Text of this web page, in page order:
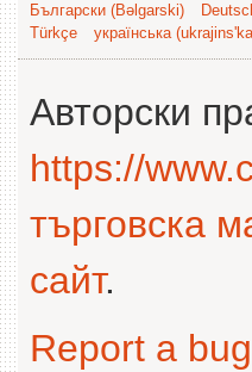
Български (Bəlgarski)
Türkçe
українська
Авторски
https://
търговска
сайт.
Report a